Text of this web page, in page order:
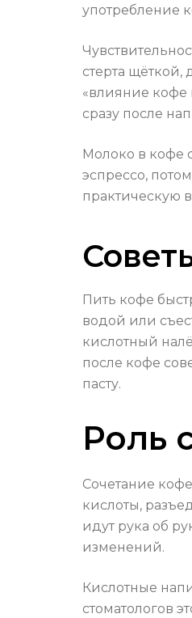
употребление
стерта щёткой,
«влияние кофе
сразу после
Молоко в кофе
эспрессо,
практическую
Пить кофе
водой или
кислотный
после кофе
пасту.
Роль
Сочетание
кислоты,
идут рука об
изменений.
Кислотные
стоматологов